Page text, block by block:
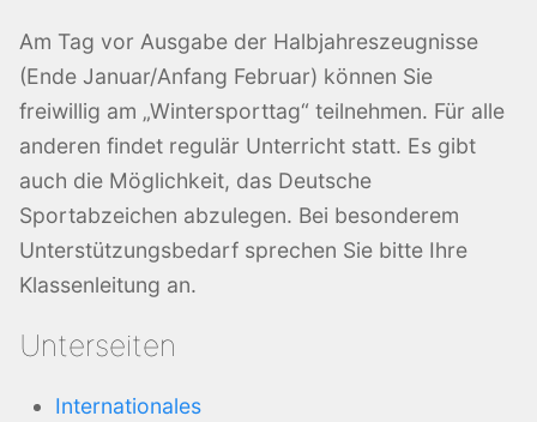
Am Tag vor Ausgabe der Halbjahreszeugnisse
(Ende Januar/Anfang Februar) können Sie
freiwillig am „Wintersporttag“ teilnehmen. Für alle
anderen findet regulär Unterricht statt. Es gibt
auch die Möglichkeit, das Deutsche
Sportabzeichen abzulegen. Bei besonderem
Unterstützungsbedarf sprechen Sie bitte Ihre
Klassenleitung an.
Unterseiten
Internationales